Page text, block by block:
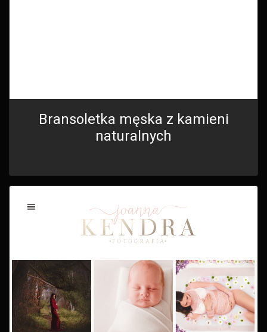
Bransoletka męska z kamieni
naturalnych